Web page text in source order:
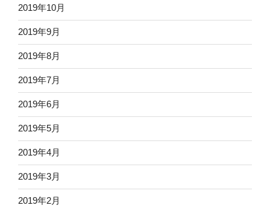
2019年10月
2019年9月
2019年8月
2019年7月
2019年6月
2019年5月
2019年4月
2019年3月
2019年2月